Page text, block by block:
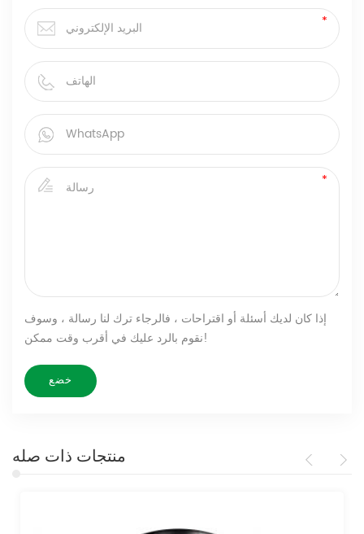
إذا كان لديك أسئلة أو اقتراحات ، فالرجاء ترك لنا رسالة ، وسوف
نقوم بالرد عليك في أقرب وقت ممكن!
منتجات ذات صله